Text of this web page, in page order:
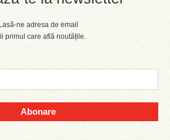
Lasă-ne adresa de email
primul care află noutățile.
Abonare